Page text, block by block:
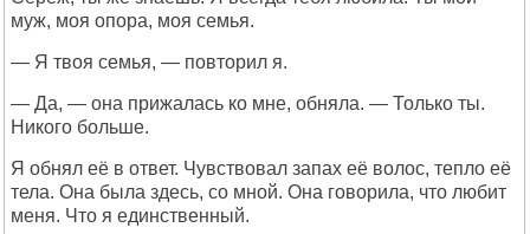
муж, моя опора, моя семья.
— Я твоя семья, — повторил я.
— Да, — она прижалась ко мне, обняла. — Только ты.
Никого больше.
Я обнял её в ответ. Чувствовал запах её волос, тепло её
тела. Она была здесь, со мной. Она говорила, что любит
меня. Что я единственный.